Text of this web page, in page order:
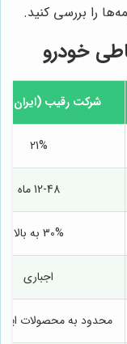
را بررسی کنید.
خودرو
شرکت رقیب (ایران
21%
12-48 ماه
30% به بالا
اجباری
محدود به محصولات